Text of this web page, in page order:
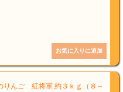
りんご 紅将軍 約３ｋｇ（８～